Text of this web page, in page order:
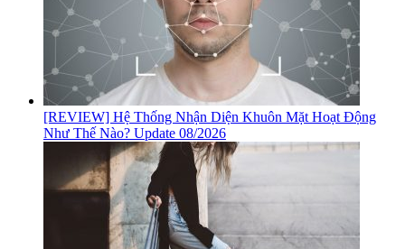
[REVIEW] Hệ Thống Nhận Diện Khuôn Mặt Hoạt Động
Như Thế Nào? Update 08/2026